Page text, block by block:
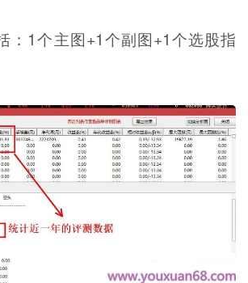
：1个主图+1个副图+1个选股指